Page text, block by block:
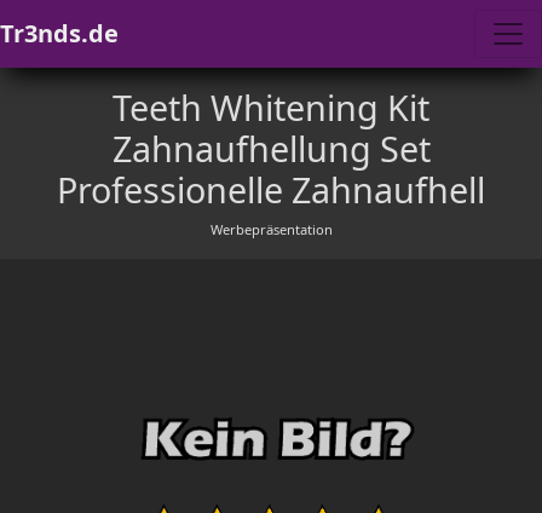
Tr3nds.de
Teeth Whitening Kit
Zahnaufhellung Set
Professionelle Zahnaufhell
Werbepräsentation